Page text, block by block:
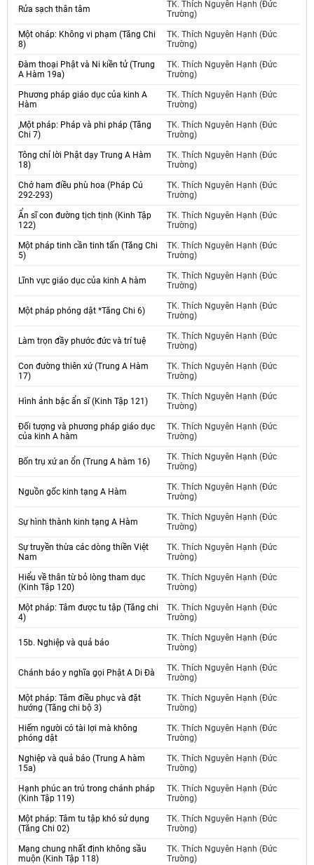
Rửa sạch thân tâm
TK. Thích Nguyên Hạnh (Đức
Trường)
Một oháp: Không vi phạm (Tăng Chi
8)
TK. Thích Nguyên Hạnh (Đức
Trường)
Đàm thoại Phật và Ni kiền tử (Trung
A Hàm 19a)
TK. Thích Nguyên Hạnh (Đức
Trường)
Phương pháp giáo dục của kinh A
Hàm
TK. Thích Nguyên Hạnh (Đức
Trường)
,Một pháp: Pháp và phi pháp (Tăng
Chi 7)
TK. Thích Nguyên Hạnh (Đức
Trường)
Tông chỉ lời Phật dạy Trung A Hàm
18)
TK. Thích Nguyên Hạnh (Đức
Trường)
Chớ ham điều phù hoa (Pháp Cú
292-293)
TK. Thích Nguyên Hạnh (Đức
Trường)
Ẩn sĩ con đường tịch tịnh (Kinh Tập
122)
TK. Thích Nguyên Hạnh (Đức
Trường)
Một pháp tinh cần tinh tấn (Tăng Chi
5)
TK. Thích Nguyên Hạnh (Đức
Trường)
Lĩnh vực giáo dục của kinh A hàm
TK. Thích Nguyên Hạnh (Đức
Trường)
Một pháp phóng dật *Tăng Chi 6)
TK. Thích Nguyên Hạnh (Đức
Trường)
Làm trọn đầy phước đức và trí tuệ
TK. Thích Nguyên Hạnh (Đức
Trường)
Con đường thiên xứ (Trung A Hàm
17)
TK. Thích Nguyên Hạnh (Đức
Trường)
Hình ảnh bậc ẩn sĩ (Kinh Tập 121)
TK. Thích Nguyên Hạnh (Đức
Trường)
Đối tượng và phương pháp giáo dục
của kinh A hàm
TK. Thích Nguyên Hạnh (Đức
Trường)
Bốn trụ xứ an ổn (Trung A hàm 16)
TK. Thích Nguyên Hạnh (Đức
Trường)
Nguồn gốc kinh tạng A Hàm
TK. Thích Nguyên Hạnh (Đức
Trường)
Sự hình thành kinh tạng A Hàm
TK. Thích Nguyên Hạnh (Đức
Trường)
Sự truyền thừa các dòng thiền Việt
Nam
TK. Thích Nguyên Hạnh (Đức
Trường)
Hiểu về thân từ bỏ lòng tham dục
(Kinh Tập 120)
TK. Thích Nguyên Hạnh (Đức
Trường)
Một pháp: Tâm được tu tập (Tăng chi
4)
TK. Thích Nguyên Hạnh (Đức
Trường)
15b. Nghiệp và quả báo
TK. Thích Nguyên Hạnh (Đức
Trường)
Chánh báo y nghĩa gọi Phật A Di Đà
TK. Thích Nguyên Hạnh (Đức
Trường)
Một pháp: Tâm điều phục và đặt
hướng (Tăng chi bộ 3)
TK. Thích Nguyên Hạnh (Đức
Trường)
Hiếm người có tài lợi mà không
phóng dật
TK. Thích Nguyên Hạnh (Đức
Trường)
Nghiệp và quả báo (Trung A hàm
15a)
TK. Thích Nguyên Hạnh (Đức
Trường)
Hạnh phúc an trú trong chánh pháp
(Kinh Tập 119)
TK. Thích Nguyên Hạnh (Đức
Trường)
Một pháp: Tâm tu tập khó sử dụng
(Tăng Chi 02)
TK. Thích Nguyên Hạnh (Đức
Trường)
Mạng chung nhất định không sầu
muộn (Kinh Tập 118)
TK. Thích Nguyên Hạnh (Đức
Trường)